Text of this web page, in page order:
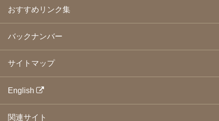
2008年7月
(23)
2008年6月(23)
2008年5月(21)
2008年4月(22)
2008年1月 (23)
2007年12月(26)
2007年11月
2007年10月
2007年9月(23)
2007年8月
おすすめリンク集
バックナンバー
サイトマップ
English
関連サイト